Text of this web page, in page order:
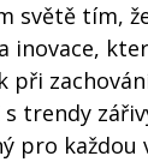
světě tím,
inovace,
při
s trendy
pro každou